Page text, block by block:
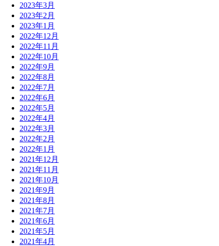
2023年3月
2023年2月
2023年1月
2022年12月
2022年11月
2022年10月
2022年9月
2022年8月
2022年7月
2022年6月
2022年5月
2022年4月
2022年3月
2022年2月
2022年1月
2021年12月
2021年11月
2021年10月
2021年9月
2021年8月
2021年7月
2021年6月
2021年5月
2021年4月